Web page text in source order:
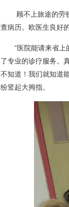
顾不上旅途的劳
查病历。欧医生良好
“医院能请来省
了专业的诊疗服务。
不知道！我们就知道
纷竖起大拇指。